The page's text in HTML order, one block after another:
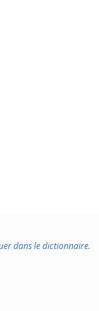
dans le dictionnaire.